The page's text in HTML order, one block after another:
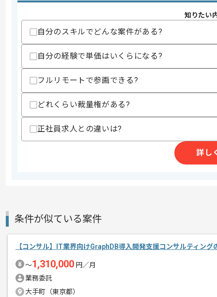
その他募集要項
商談回数
1回
募集人数
1人
作業開始日
2025/09/12
エージェントからのコ
メント
コンサルタントの経験を活かすことがで
ご経験と実績に応じて別案件のご提案
新しいアイディアや技術を積極的に導入
基本的には一部リモート作業を見込んで
知りたい
自分のスキルでどんな案件がある?
自分の経験で単価はいくらになる?
フルリモートで参画できる?
どれくらい裁量権がある?
正社員求人との違いは?
詳し
条件が似ている案件
【コンサル】IT業界向けGraphDB導入開発支援コンサルティング
〜1,310,000 円／月
業務委託
大手町（東京都）